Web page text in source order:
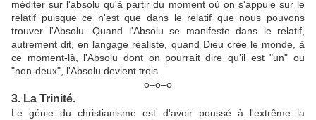
méditer sur l'absolu qu'à partir du moment où on s'appuie sur le
relatif puisque ce n'est que dans le relatif que nous pouvons
trouver l'Absolu. Quand l'Absolu se manifeste dans le relatif,
autrement dit, en langage réaliste, quand Dieu crée le monde, à
ce moment-là, l'Absolu dont on pourrait dire qu'il est "un" ou
"non-deux", l'Absolu devient trois.
ο–ο–ο
3. La Trinité.
Le génie du christianisme est d'avoir poussé à l'extrême la